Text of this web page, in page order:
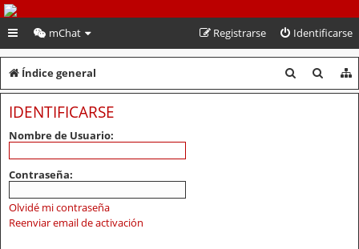
PeruVoley.com
mChat Identificarse
Registrarse
Índice general
u
u
IDENTIFICARSE
Nombre de Usuario:
Contraseña:
Olvidé mi contraseña
Reenviar email de activación